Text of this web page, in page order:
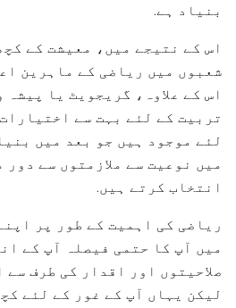
بنیاد ہے.
اس کے نتیجے میں، معیشت کے
شعبوں میں ریاضی کے ماہرین
اس کے علاوہ، گریجویٹ یا
تربیت کے لئے بہت سے
لئے موجود ہیں جو بعد میں
میں نوعیت سے ملازمتوں سے دور
انتخاب کرتے ہیں.
ریاضی کی اہمیت کے طور پر
میں آپ کا حتمی فیصلہ آپ کے
صلاحیتوں اور اقدار کی طرف سے
لیکن یہاں آپ کے غور کے لئے